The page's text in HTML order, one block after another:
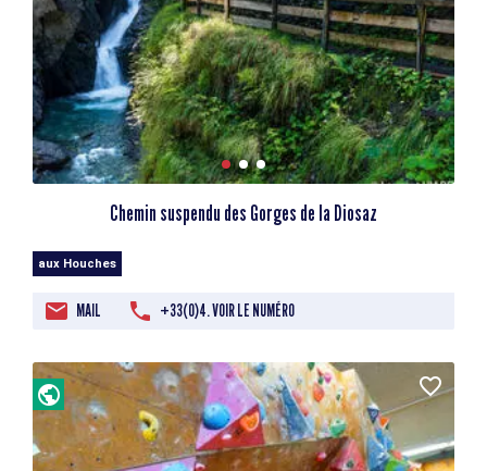
Chemin suspendu des Gorges de la Diosaz
aux Houches
MAIL +33(0)4. VOIR LE NUMÉRO